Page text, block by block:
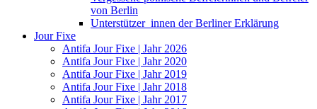
von Berlin
Unterstützer_innen der Berliner Erklärung
Jour Fixe
Antifa Jour Fixe | Jahr 2026
Antifa Jour Fixe | Jahr 2020
Antifa Jour Fixe | Jahr 2019
Antifa Jour Fixe | Jahr 2018
Antifa Jour Fixe | Jahr 2017